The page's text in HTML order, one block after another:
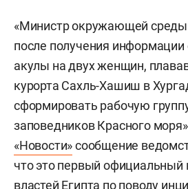
«Министр окружающей
после получения информации
акулы на двух женщин,
курорта Сахль-Хашиш в
сформировать рабочую
заповедников Красного
«Новости»сообщение
что это первый официальный
властей Египта по поводу